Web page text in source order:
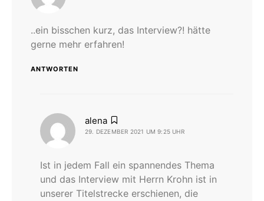
..ein bisschen kurz, das Interview?! hätte
gerne mehr erfahren!
ANTWORTEN
alena
29. DEZEMBER 2021 UM 9:25 UHR
Ist in jedem Fall ein spannendes Thema
und das Interview mit Herrn Krohn ist in
unserer Titelstrecke erschienen, die